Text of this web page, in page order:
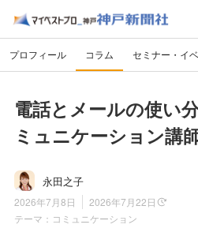
プロフィール コラム セミナー・イ
電話とメールの使い
ミュニケーション講
永田之子
2026年7月8日
2026年7月22日
テーマ： コミュニケーション